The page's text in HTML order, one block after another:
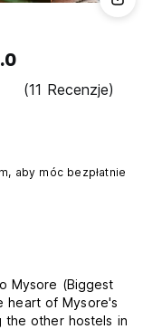
(11 Recenzje)
aby móc bezpłatnie
Mysore (Biggest
heart of Mysore's
the other hostels in